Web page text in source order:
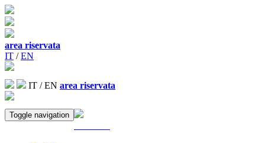
area riservata
IT /EN
IT /EN area riservata
Toggle navigation